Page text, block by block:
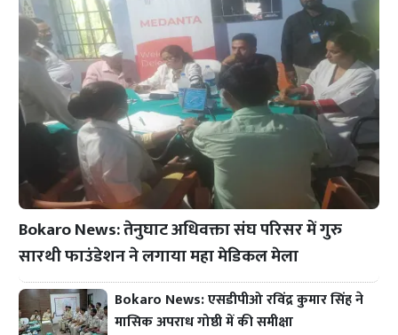
Bokaro News: तेनुघाट अधिवक्ता संघ परिसर में गुरु
सारथी फाउंडेशन ने लगाया महा मेडिकल मेला
Bokaro News: एसडीपीओ रविंद्र कुमार सिंह ने
मासिक अपराध गोष्ठी में की समीक्षा